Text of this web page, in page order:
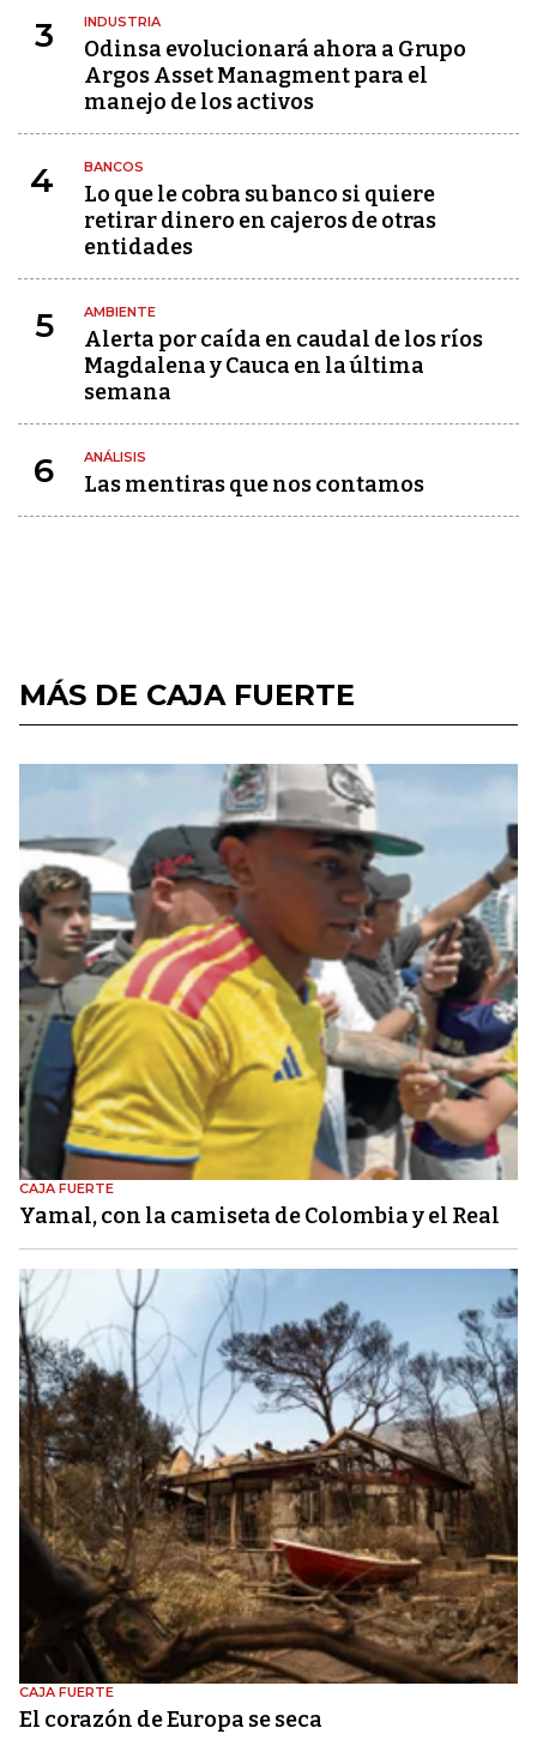
3 INDUSTRIA
Odinsa evolucionará ahora a Grupo
Argos Asset Managment para el
manejo de los activos
4 BANCOS
Lo que le cobra su banco si quiere
retirar dinero en cajeros de otras
entidades
5 AMBIENTE
Alerta por caída en caudal de los ríos
Magdalena y Cauca en la última
semana
6 ANÁLISIS
Las mentiras que nos contamos
MÁS DE CAJA FUERTE
CAJA FUERTE
Yamal, con la camiseta de Colombia y el Real
CAJA FUERTE
El corazón de Europa se seca